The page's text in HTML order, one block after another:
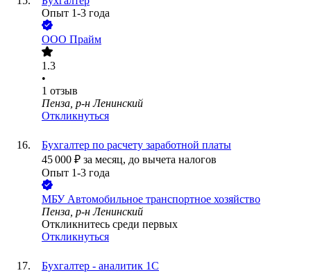
Опыт 1-3 года
ООО Прайм
1.3
•
1 отзыв
Пенза, р-н Ленинский
Откликнуться
Бухгалтер по расчету заработной платы
45 000 ₽ за месяц, до вычета налогов
Опыт 1-3 года
МБУ Автомобильное транспортное хозяйство
Пенза, р-н Ленинский
Откликнитесь среди первых
Откликнуться
Бухгалтер - аналитик 1С